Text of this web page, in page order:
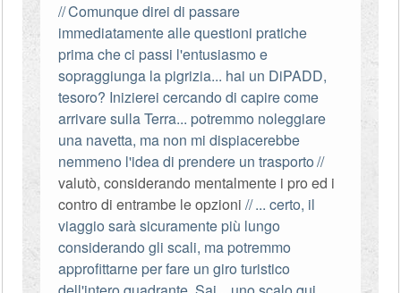
Comunque direi di passare
immediatamente alle questioni pratiche
prima che ci passi l'entusiasmo e
sopraggiunga la pigrizia... hai un DiPADD,
tesoro? Inizierei cercando di capire come
arrivare sulla Terra... potremmo noleggiare
una navetta, ma non mi dispiacerebbe
nemmeno l'idea di prendere un trasporto
valutò, considerando mentalmente i pro ed i
contro di entrambe le opzioni ... certo, il
viaggio sarà sicuramente più lungo
considerando gli scali, ma potremmo
approfittarne per fare un giro turistico